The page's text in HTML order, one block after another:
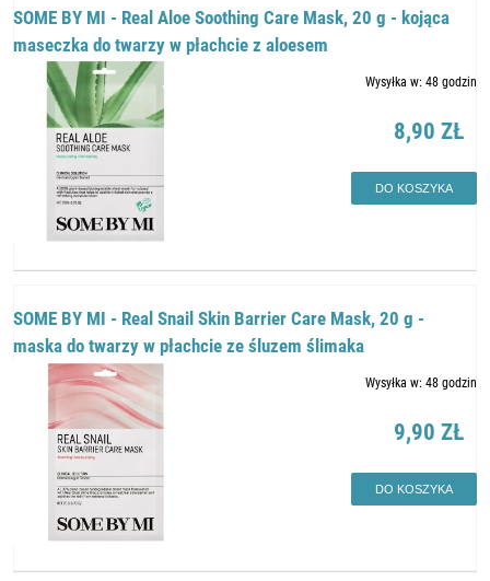
SOME BY MI - Real Aloe Soothing Care Mask, 20 g - kojąca
maseczka do twarzy w płachcie z aloesem
Wysyłka w: 48 godzin
8,90 ZŁ
DO KOSZYKA
SOME BY MI - Real Snail Skin Barrier Care Mask, 20 g -
maska do twarzy w płachcie ze śluzem ślimaka
Wysyłka w: 48 godzin
9,90 ZŁ
DO KOSZYKA